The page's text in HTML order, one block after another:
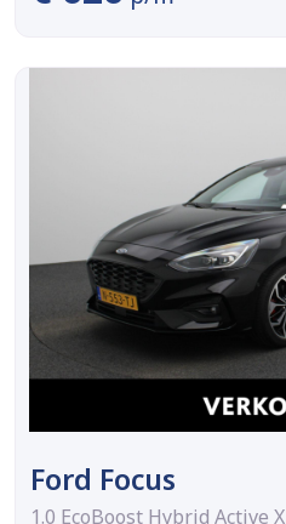
Ford Focus
1.0 EcoBoost Hybrid Active